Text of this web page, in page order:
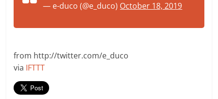
— e-duco (@e_duco) October 18, 2019
from http://twitter.com/e_duco
via IFTTT